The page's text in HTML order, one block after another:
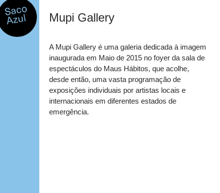
Mupi Gallery
A Mupi Gallery é uma galeria dedicada à imagem
inaugurada em Maio de 2015 no foyer da sala de
espectáculos do Maus Hábitos, que acolhe,
desde então, uma vasta programação de
exposições individuais por artistas locais e
internacionais em diferentes estados de
emergência.